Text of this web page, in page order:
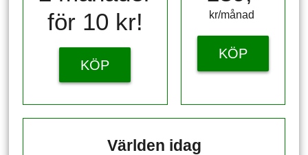
för 10 kr!
KÖP
kr/månad ​​​​​​
KÖP
Världen idag